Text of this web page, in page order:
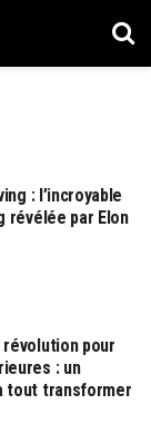
: l’incroyable
révélée par Elon
pour
: un
tout transformer